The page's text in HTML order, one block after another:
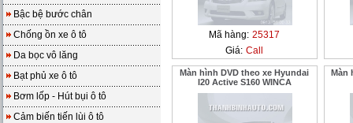
Bậc bệ bước chân
Chống ồn xe ô tô
Da bọc vô lăng
Bạt phủ xe ô tô
Bơm lốp - Hút bụi ô tô
Cảm biến tiến lùi ô tô
Mã hàng: 25317
Giá: Call
Màn hình DVD theo xe Hyundai
I20 Active S160 WINCA
Màn